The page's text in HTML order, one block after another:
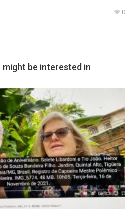
0
might be interested in